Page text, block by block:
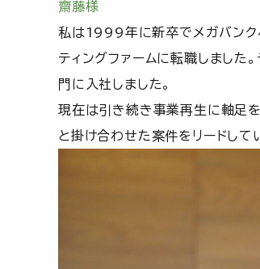
齋藤様
私は1999年に新卒でメガバンク
ティングファームに転職しまし
門に入社しました。
現在は引き続き事業再生に軸足を
と掛け合わせた案件をリードして